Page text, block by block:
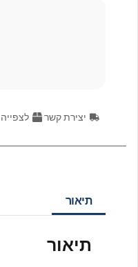
יצירת קשר
תיאור
תיאור